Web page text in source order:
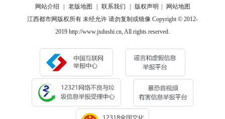
网站介绍 老版地图 联系我们 版权声明
网站地图
江西都市网版权所有 未经允许 请勿复制或镜像 Copyright © 2012-
2019 http://www.jxdushi.cn, All rights reserved.